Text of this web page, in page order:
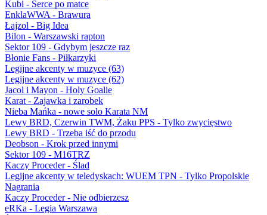
Kubi - Serce po matce
EnklaWWA - Brawura
Łajzol - Big Idea
Bilon - Warszawski rapton
Sektor 109 - Gdybym jeszcze raz
Błonie Fans - Piłkarzyki
Legijne akcenty w muzyce (63)
Legijne akcenty w muzyce (62)
Jacol i Mayon - Holy Goalie
Karat - Zajawka i zarobek
Nieba Mańka - nowe solo Karata NM
Lewy BRD, Czerwin TWM, Żaku PPS - Tylko zwycięstwo
Lewy BRD - Trzeba iść do przodu
Deobson - Krok przed innymi
Sektor 109 - M16TRZ
Kaczy Proceder - Ślad
Legijne akcenty w teledyskach: WUEM TPN - Tylko Propolskie
Nagrania
Kaczy Proceder - Nie odbierzesz
eRKa - Legia Warszawa